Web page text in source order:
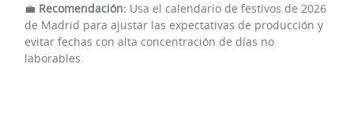
💼 Recomendación: Usa el calendario de festivos de 2026
de Madrid para ajustar las expectativas de producción y
evitar fechas con alta concentración de días no
laborables.